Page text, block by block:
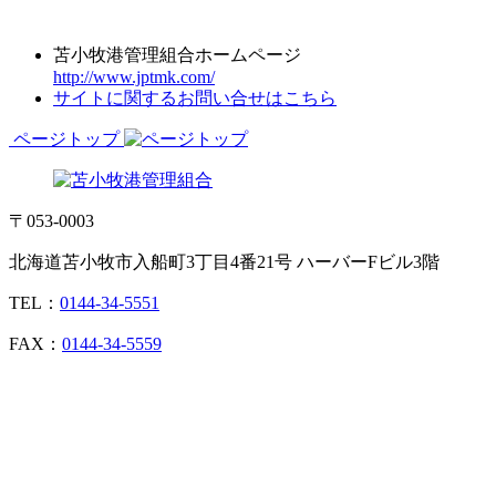
苫小牧港管理組合ホームページ
http://www.jptmk.com/
サイトに関するお問い合せはこちら
ページトップ
〒053-0003
北海道苫小牧市入船町3丁目4番21号 ハーバーFビル3階
TEL： 0144-34-5551
FAX： 0144-34-5559